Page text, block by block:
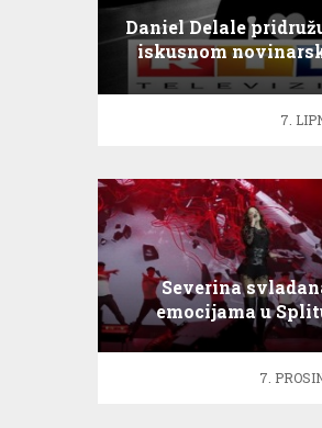
Daniel Delale
iskusnom
timu RTL
7.
Severina
emocijama u
7.